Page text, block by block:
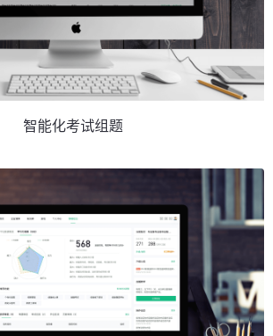
智能化考试组题